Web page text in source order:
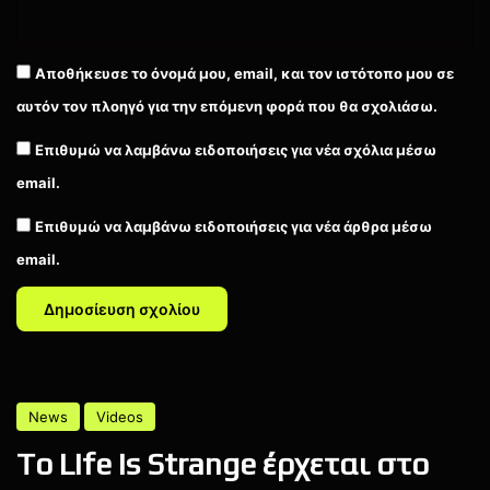
Αποθήκευσε το όνομά μου, email, και τον ιστότοπο μου σε
αυτόν τον πλοηγό για την επόμενη φορά που θα σχολιάσω.
Επιθυμώ να λαμβάνω ειδοποιήσεις για νέα σχόλια μέσω
email.
Επιθυμώ να λαμβάνω ειδοποιήσεις για νέα άρθρα μέσω
email.